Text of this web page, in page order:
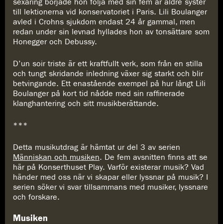
till lektionerna vid konservatoriet i Paris. Lili Boulanger
avled i Crohns sjukdom endast 24 år gammal, men
redan under sin levnad hyllades hon av tonsättare som
Honegger och Debussy.
D’un soir triste är ett kraftfullt verk, som från en stilla
och tungt skridande inledning växer sig starkt och blir
betvingande. Ett enastående exempel på hur långt Lili
Boulanger på kort tid nådde med sin raffinerade
klanghantering och sitt musikberättande.
***
Detta musikutdrag är hämtat ur del 3 av serien
Människan och musiken. De fem avsnitten finns att se
här på Konserthuset Play. Varför existerar musik? Vad
händer med oss när vi skapar eller lyssnar på musik? I
serien söker vi svar tillsammans med musiker, lyssnare
och forskare.
Musiken